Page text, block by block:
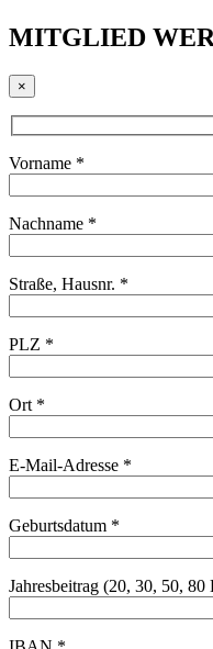
MITGLIED
×
Vorname *
Nachname *
Straße, Hausnr. *
PLZ *
Ort *
E-Mail-Adresse *
Geburtsdatum *
Jahresbeitrag (20, 30, 50,